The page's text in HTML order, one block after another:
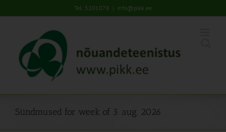
to
Tel: 5201078 | info@pikk.ee
Sündmused for week of 3. aug. 2026